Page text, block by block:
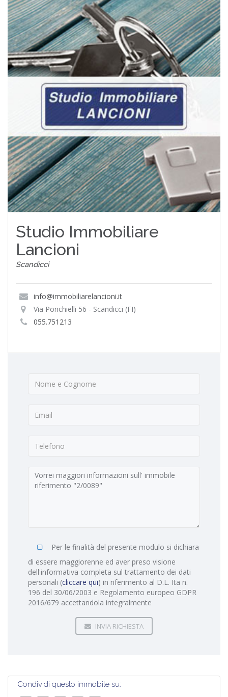
Studio Immobiliare
Lancioni
Scandicci
info@immobiliarelancioni.it
Via Ponchielli 56 - Scandicci (FI)
055.751213
Per le finalità del presente modulo si dichiara
di essere maggiorenne ed aver preso visione
dell'informativa completa sul trattamento dei dati
personali (cliccare qui) in riferimento al D.L. Ita n.
196 del 30/06/2003 e Regolamento europeo GDPR
2016/679 accettandola integralmente
INVIA RICHIESTA
Condividi questo immobile su: